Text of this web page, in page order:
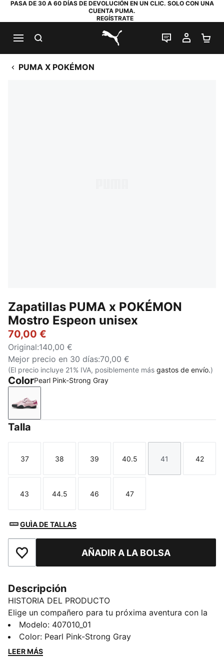
PASA DE 30 A 60 DÍAS DE DEVOLUCIÓN EN UN CLIC. SOLO CON UNA
CUENTA PUMA.
REGÍSTRATE
PUMA.com
CHAT EN
MI
PUMA X POKÉMON
Zapatillas PUMA x POKÉMON
Mostro Espeon unisex
70,00 €
Original:140,00 €
Mejor precio en 30 días:70,00 €
(El precio incluye 21% IVA, posiblemente más gastos de envío.)
ColorPearl Pink-Strong Gray
Pearl Pink-Strong Gray
Talla
Talla
37
Talla
38
Talla
39
Talla
40.5
Talla
41
Talla
42
Talla
43
Talla
44.5
Talla
46
Talla
47
GUÌA DE TALLAS
Añade a favoritosAÑADIR A LA BOLSA
Descripción
HISTORIA DEL PRODUCTO
Elige un compañero para tu próxima aventura con la
nueva colección PUMA x POKÉMON. Este último
lanzamiento canaliza todo el poder del mundo
Pokémon, con diseños de Pokémon para lucir día y
Modelo: 407010_01
Color: Pearl Pink-Strong Gray
LEER MÁS